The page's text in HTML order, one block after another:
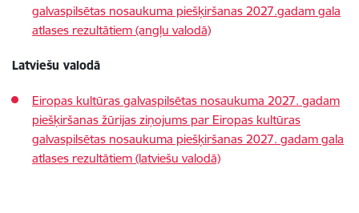
galvaspilsētas nosaukuma piešķiršanas 2027.gadam gala
atlases rezultātiem (angļu valodā)
Latviešu valodā
Eiropas kultūras galvaspilsētas nosaukuma 2027. gadam
piešķiršanas žūrijas ziņojums par Eiropas kultūras
galvaspilsētas nosaukuma piešķiršanas 2027. gadam gala
atlases rezultātiem (latviešu valodā)